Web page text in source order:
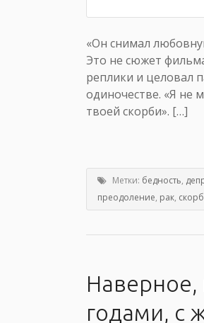
«Он снимал
Это не сюжет
реплики и целовал
одиночестве. «Я не
твоей скорби». […]
Метки: бедность,
преодоление, рак,
годами, с